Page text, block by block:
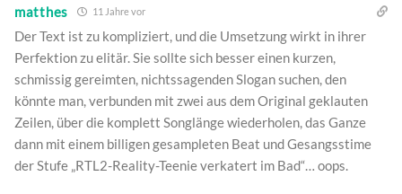
matthes 11 Jahre vor
Der Text ist zu kompliziert, und die Umsetzung wirkt in ihrer
Perfektion zu elitär. Sie sollte sich besser einen kurzen,
schmissig gereimten, nichtssagenden Slogan suchen, den
könnte man, verbunden mit zwei aus dem Original geklauten
Zeilen, über die komplett Songlänge wiederholen, das Ganze
dann mit einem billigen gesampleten Beat und Gesangsstime
der Stufe „RTL2-Reality-Teenie verkatert im Bad“… oops.